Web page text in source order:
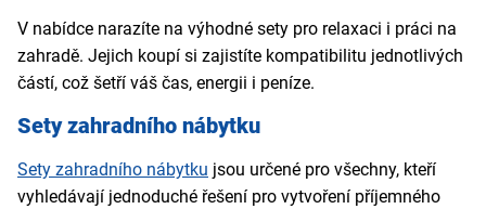
V nabídce narazíte na výhodné sety pro relaxaci i práci na
zahradě. Jejich koupí si zajistíte kompatibilitu jednotlivých
částí, což šetří váš čas, energii i peníze.
Sety zahradního nábytku
Sety zahradního nábytku jsou určené pro všechny, kteří
vyhledávají jednoduché řešení pro vytvoření příjemného